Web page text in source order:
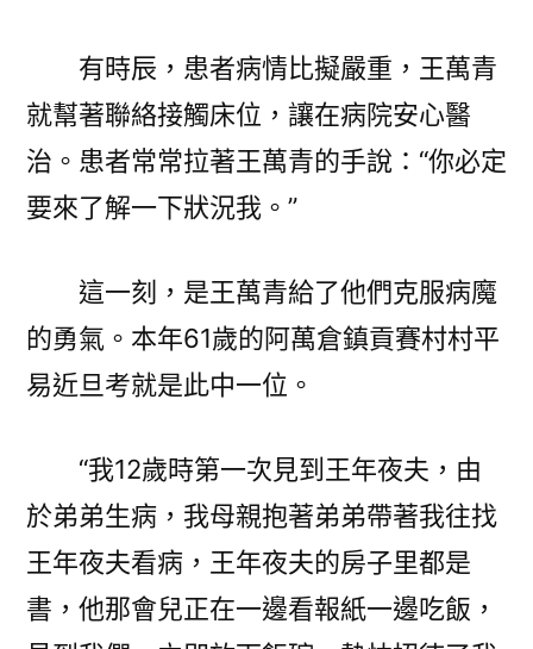
有時辰，患者病情比擬嚴重，王萬青
就幫著聯絡接觸床位，讓在病院安心醫
治。患者常常拉著王萬青的手說：“你必定
要來了解一下狀況我。”
這一刻，是王萬青給了他們克服病魔
的勇氣。本年61歲的阿萬倉鎮貢賽村村平
易近旦考就是此中一位。
“我12歲時第一次見到王年夜夫，由
於弟弟生病，我母親抱著弟弟帶著我往找
王年夜夫看病，王年夜夫的房子里都是
書，他那會兒正在一邊看報紙一邊吃飯，